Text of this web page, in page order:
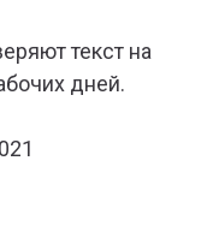
текст на
дней.